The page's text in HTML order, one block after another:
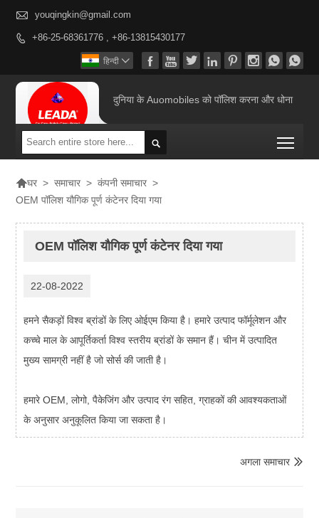
 youqingkin@gmail.com
 +86-25-68361776 , +86-13815430177
       
हिन्दी 
दुनिया के Auomobiles को पॉलिश करना और धोना

घर > समाचार > कंपनी समाचार >
OEM पॉलिश यौगिक पूर्ण कंटेनर दिया गया
OEM पॉलिश यौगिक पूर्ण कंटेनर दिया गया
22-08-2022
हमने सैकड़ों विश्व ब्रांडों के लिए ओईएम किया है। हमारे उत्पाद फॉर्मूलेशन और
कच्चे माल के आपूर्तिकर्ता विश्व स्तरीय ब्रांडों के समान हैं। चीन में उत्पादित
मुख्य सामग्री नहीं है जो सोर्स की जाती है।
हमारे OEM, लोगो, पैकेजिंग और उत्पाद रंग सहित, ग्राहकों की आवश्यकताओं
के अनुसार अनुकूलित किया जा सकता है।

अगला समाचार